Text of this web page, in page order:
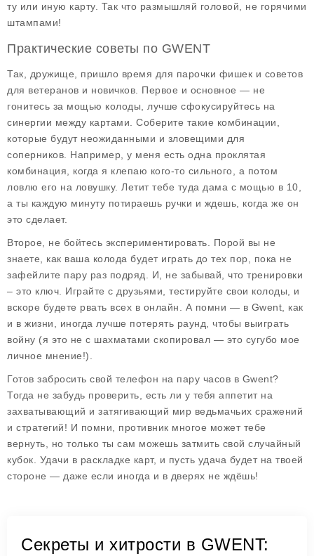
ту или иную карту. Так что размышляй головой, не горячими
штампами!
Практические советы по GWENT
Так, дружище, пришло время для парочки фишек и советов
для ветеранов и новичков. Первое и основное — не
гонитесь за мощью колоды, лучше сфокусируйтесь на
синергии между картами. Соберите такие комбинации,
которые будут неожиданными и зловещими для
соперников. Например, у меня есть одна проклятая
комбинация, когда я клепаю кого-то сильного, а потом
ловлю его на ловушку. Летит тебе туда дама с мощью в 10,
а ты каждую минуту потираешь ручки и ждешь, когда же он
это сделает.
Второе, не бойтесь экспериментировать. Порой вы не
знаете, как ваша колода будет играть до тех пор, пока не
зафейлите пару раз подряд. И, не забывай, что тренировки
– это ключ. Играйте с друзьями, тестируйте свои колоды, и
вскоре будете рвать всех в онлайн. А помни — в Gwent, как
и в жизни, иногда лучше потерять раунд, чтобы выиграть
войну (я это не с шахматами скопировал — это сугубо мое
личное мнение!).
Готов забросить свой телефон на пару часов в Gwent?
Тогда не забудь проверить, есть ли у тебя аппетит на
захватывающий и затягивающий мир ведьмачьих сражений
и стратегий! И помни, противник многое может тебе
вернуть, но только ты сам можешь затмить свой случайный
кубок. Удачи в раскладке карт, и пусть удача будет на твоей
стороне — даже если иногда и в дверях не ждёшь!
Секреты и хитрости в GWENT: